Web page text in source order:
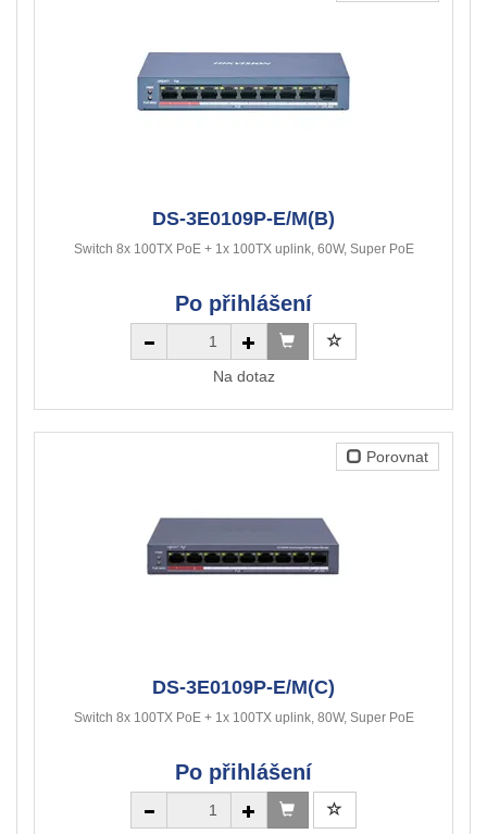
DS-3E0109P-E/M(B)
Switch 8x 100TX PoE + 1x 100TX uplink, 60W, Super PoE
Po přihlášení
Na dotaz
Porovnat
DS-3E0109P-E/M(C)
Switch 8x 100TX PoE + 1x 100TX uplink, 80W, Super PoE
Po přihlášení